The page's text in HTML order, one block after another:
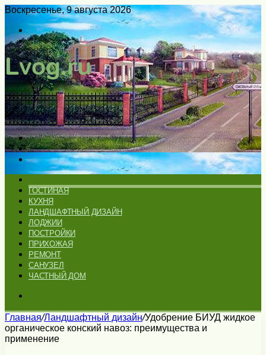
Воскресенье, 9 августа 2026
Войти
Switch
skin
Меню
Искать
Switch
skin
ГОСТИНАЯ
КУХНЯ
ЛАНДШАФТНЫЙ ДИЗАЙН
ЛОДЖИИ
ПОСТРОЙКИ
ПРИХОЖАЯ
РЕМОНТ
САНУЗЕЛ
ЧАСТНЫЙ ДОМ
Главная/Ландшафтный дизайн/Удобрение БИУД жидкое
органическое конский навоз: преимущества и
применение